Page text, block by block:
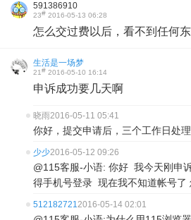
591386910
23# 2016-05-13 06:28
怎么交过费以后，看不到任何
生活是一场梦
21# 2016-05-10 16:14
申诉成功要几天啊
晓雨2016-05-11 05:41
你好，提交申请后，三个工作日处
少少2016-05-12 09:26
@115客服-小语: 你好 我今天刚申
得手机号登录 现在我不知道帐号了
5121827212016-05-14 02:01